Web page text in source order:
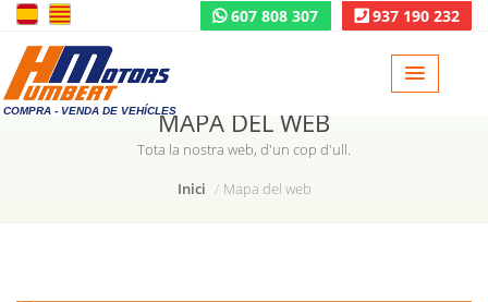
937 190 232
607 808 307
COMPRA - VENDA DE VEHÍCLESMAPA DEL WEB
Tota la nostra web, d'un cop d'ull.
Inici
Mapa del web